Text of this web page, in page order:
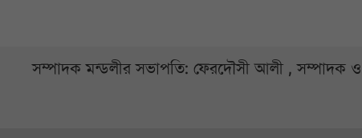
সম্পাদক মন্ডলীর সভাপতি: ফেরদৌসী আলী , সম্পাদক